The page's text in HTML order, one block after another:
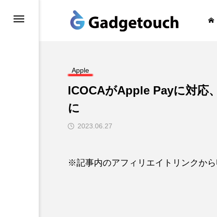
Apple
ICOCAがApple Payに対応
に
2023.06.27
※記事内のアフィリエイトリンクか